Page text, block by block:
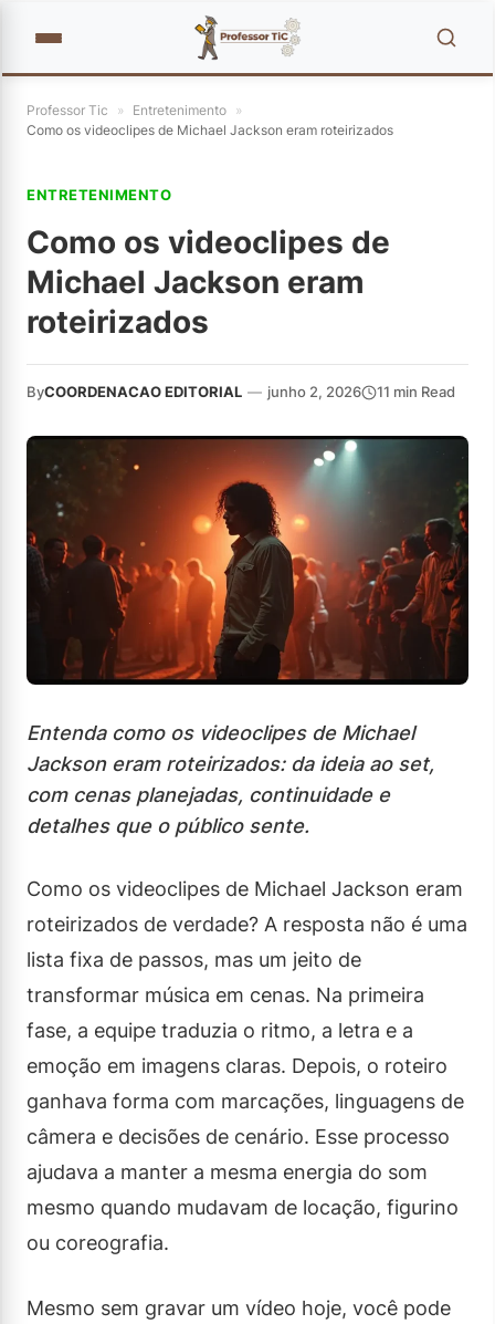
Professor Tic » Entretenimento »
Como os videoclipes de Michael Jackson eram roteirizados
ENTRETENIMENTO
Como os videoclipes de
Michael Jackson eram
roteirizados
ByCOORDENACAO EDITORIAL — junho 2, 2026 11 min Read
Entenda como os videoclipes de Michael
Jackson eram roteirizados: da ideia ao set,
com cenas planejadas, continuidade e
detalhes que o público sente.
Como os videoclipes de Michael Jackson eram
roteirizados de verdade? A resposta não é uma
lista fixa de passos, mas um jeito de
transformar música em cenas. Na primeira
fase, a equipe traduzia o ritmo, a letra e a
emoção em imagens claras. Depois, o roteiro
ganhava forma com marcações, linguagens de
câmera e decisões de cenário. Esse processo
ajudava a manter a mesma energia do som
mesmo quando mudavam de locação, figurino
ou coreografia.
Mesmo sem gravar um vídeo hoje, você pode